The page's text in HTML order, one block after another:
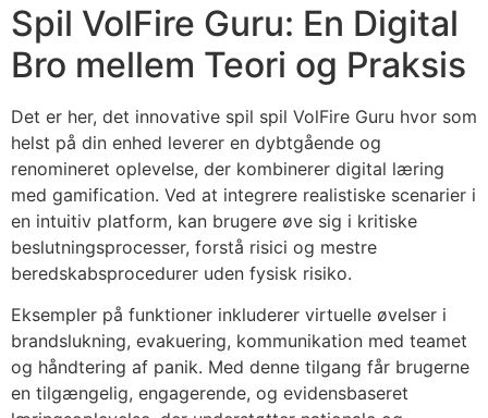
Spil VolFire Guru: En Digital
Bro mellem Teori og Praksis
Det er her, det innovative spil spil VolFire Guru hvor som
helst på din enhed leverer en dybtgående og
renomineret oplevelse, der kombinerer digital læring
med gamification. Ved at integrere realistiske scenarier i
en intuitiv platform, kan brugere øve sig i kritiske
beslutningsprocesser, forstå risici og mestre
beredskabsprocedurer uden fysisk risiko.
Eksempler på funktioner inkluderer virtuelle øvelser i
brandslukning, evakuering, kommunikation med teamet
og håndtering af panik. Med denne tilgang får brugerne
en tilgængelig, engagerende, og evidensbaseret